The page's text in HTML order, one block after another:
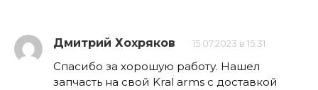
Дмитрий Хохряков 15.07.2023 в 15:31
Спасибо за хорошую работу. Нашел
запчасть на свой Kral arms с доставкой